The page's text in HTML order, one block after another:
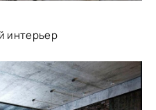
интерьер